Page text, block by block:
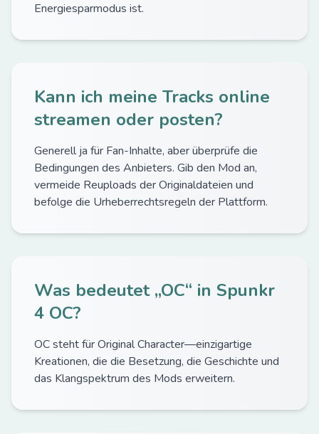
Energiesparmodus ist.
Kann ich meine Tracks online
streamen oder posten?
Generell ja für Fan-Inhalte, aber überprüfe die
Bedingungen des Anbieters. Gib den Mod an,
vermeide Reuploads der Originaldateien und
befolge die Urheberrechtsregeln der Plattform.
Was bedeutet „OC“ in Spunkr
4 OC?
OC steht für Original Character—einzigartige
Kreationen, die die Besetzung, die Geschichte und
das Klangspektrum des Mods erweitern.